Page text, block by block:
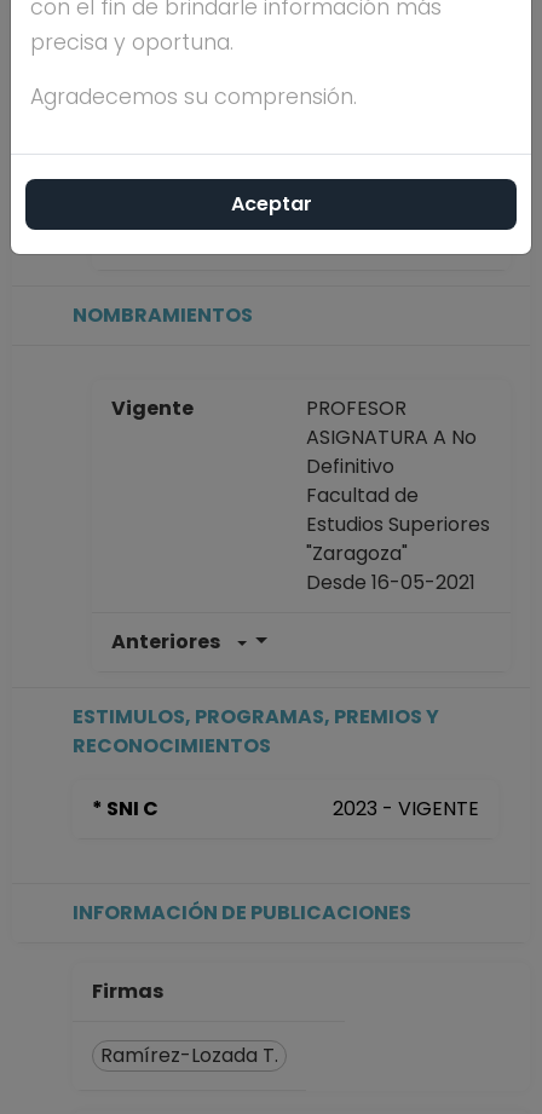
Máximo nivel de
Antigüedad
académica en la
9 años
NOMBRAMIENTOS
Vigente
PROFESOR
ASIGNATURA A No
Definitivo
Facultad de
Estudios Superiores
"Zaragoza"
Desde 16-05-2021
Anteriores
Facultad de
Desde 16-06-2016
ESTIMULOS, PROGRAMAS, PREMIOS Y
RECONOCIMIENTOS
* SNI C 2023 - VIGENTE
INFORMACIÓN DE PUBLICACIONES
Firmas
Ramírez-Lozada T.
con el fin de brindarle información más
precisa y oportuna.
Agradecemos su comprensión.
Aceptar